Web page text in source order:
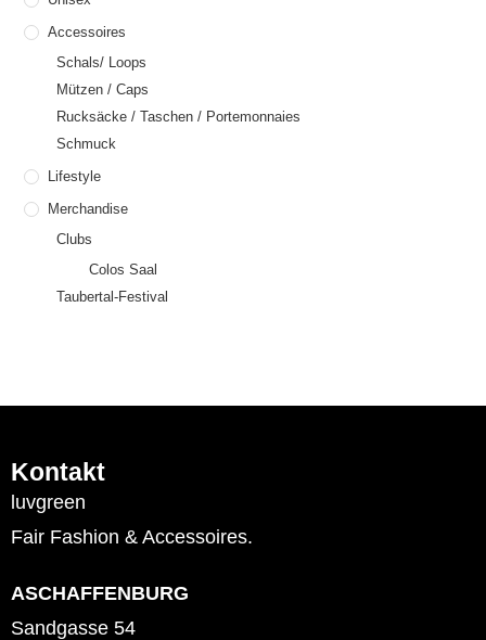
Accessoires
Schals/ Loops
Mützen / Caps
Rucksäcke / Taschen / Portemonnaies
Schmuck
Lifestyle
Merchandise
Clubs
Colos Saal
Taubertal-Festival
Kontakt
luvgreen
Fair Fashion & Accessoires.
ASCHAFFENBURG
Sandgasse 54